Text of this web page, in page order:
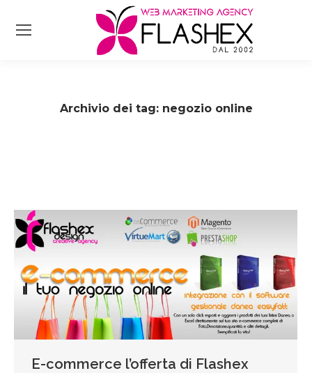
Archivio dei tag: negozio online
E-commerce l’offerta di Flashex